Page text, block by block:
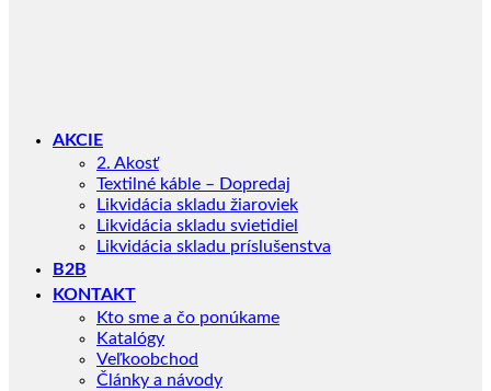
AKCIE
2. Akosť
Textilné káble – Dopredaj
Likvidácia skladu žiaroviek
Likvidácia skladu svietidiel
Likvidácia skladu príslušenstva
B2B
KONTAKT
Kto sme a čo ponúkame
Katalógy
Veľkoobchod
Články a návody